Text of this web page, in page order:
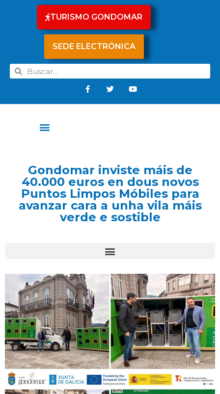
TURISMO GONDOMAR
SEDE ELECTRÓNICA
Gondomar inviste máis de
40.000 euros en dous novos
Puntos Limpos Móbiles para
avanzar cara a unha vila máis
verde e sostible